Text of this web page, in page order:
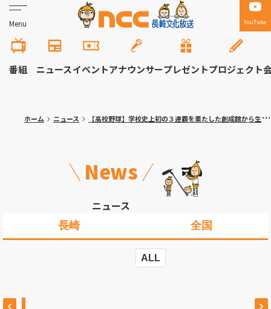
Menu YouTube
番組 ニュースイベントアナウンサープレゼントプロジェクト
ホーム ニュース 【高校野球】学校史上初の３連覇を果たした創成館から生中継「少しずつ実感が芽生えてきた」選手の喜びの声―夏の長崎大会
News
ニュース
長崎 全国
ALL